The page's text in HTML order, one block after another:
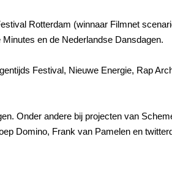
Rotterdam (winnaar Filmnet
en de Nederlandse Dansdagen.
Festival, Nieuwe Energie, Rap
Onder andere bij projecten van
Domino, Frank van Pamelen en